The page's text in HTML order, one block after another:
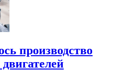
производство